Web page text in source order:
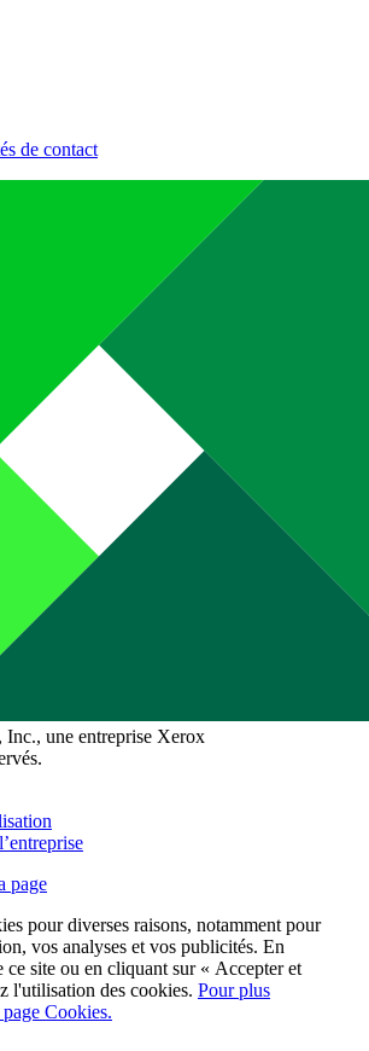
de contact
une entreprise Xerox
page
pour diverses raisons, notamment pour
vos analyses et vos publicités. En
site ou en cliquant sur « Accepter et
l'utilisation des cookies. Pour plus
Cookies.